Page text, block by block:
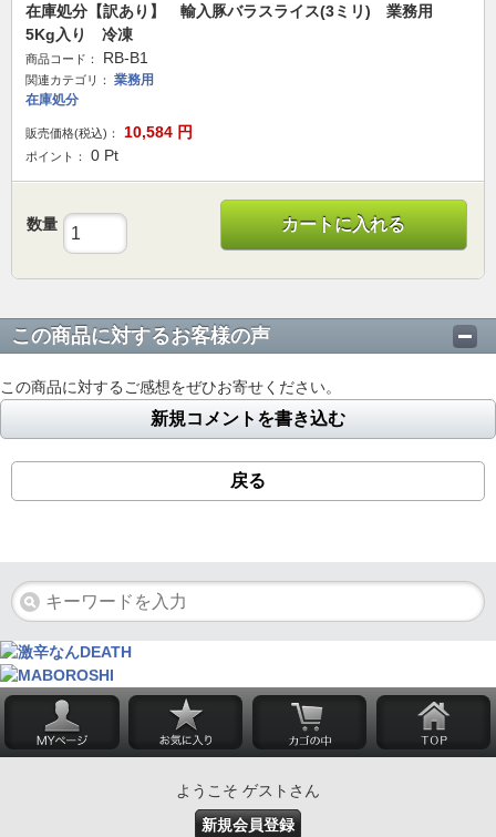
在庫処分【訳あり】 輸入豚バラスライス(3ミリ) 業務用
5Kg入り 冷凍
商品コード： RB-B1
関連カテゴリ：
業務用
在庫処分
販売価格(税込)： 10,584 円
ポイント： 0 Pt
数量 カートに入れる
この商品に対するお客様の声
この商品に対するご感想をぜひお寄せください。
新規コメントを書き込む
戻る
ようこそ ゲストさん
新規会員登録